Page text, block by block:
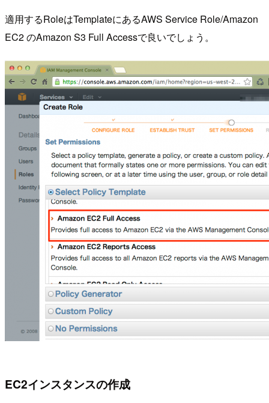
適用するRoleはTemplateにあるAWS Service Role/Amazon
EC2 のAmazon S3 Full Accessで良いでしょう。
EC2インスタンスの作成